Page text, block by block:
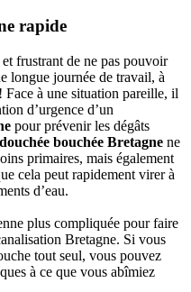
rapide
frustrant de ne pas pouvoir
longue journée de travail, à
! Face à une situation pareille, il
d’urgence d’un
pour prévenir les dégâts
douchée bouchée Bretagne ne
primaires, mais également
cela peut rapidement virer à
d’eau.
plus compliquée pour faire
Bretagne. Si vous
tout seul, vous pouvez
à ce que vous abîmiez